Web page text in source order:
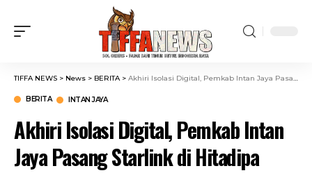
TIFFA NEWS > News > BERITA> Akhiri Isolasi Digital, Pemkab Intan Jaya Pasang Starlink di Hitadipa
BERITA INTAN JAYA
Akhiri Isolasi Digital, Pemkab Intan
Jaya Pasang Starlink di Hitadipa